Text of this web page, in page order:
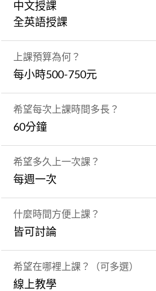
中文授課
全英語授課
上課預算為何？
每小時500-750元
希望每次上課時間多長？
60分鐘
希望多久上一次課？
每週一次
什麼時間方便上課？
皆可討論
希望在哪裡上課？（可多選）
線上教學